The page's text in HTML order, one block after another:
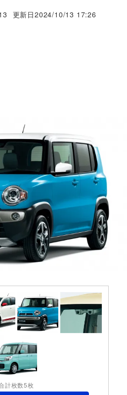
更新日2024/10/13 17:26
計枚数5枚